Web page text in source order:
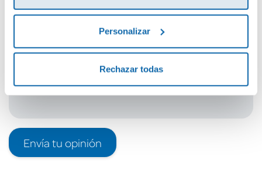
Personalizar
Rechazar todas
Envía tu opinión